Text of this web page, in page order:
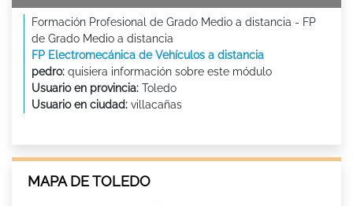
Formación Profesional de Grado Medio a distancia - FP
de Grado Medio a distancia
FP Electromecánica de Vehículos a distancia
pedro: quisiera información sobre este módulo
Usuario en provincia: Toledo
Usuario en ciudad: villacañas
MAPA DE TOLEDO